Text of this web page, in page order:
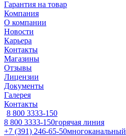
Гарантия на товар
Компания
О компании
Новости
Карьера
Контакты
Магазины
Отзывы
Лицензии
Документы
Галерея
Контакты
8 800 3333-150
8 800 3333-150горячая линия
+7 (391) 246-65-50многоканальный